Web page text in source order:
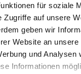
für soziale
Zugriffe auf unsere
geben wir
Website an
und Analysen
Informationen